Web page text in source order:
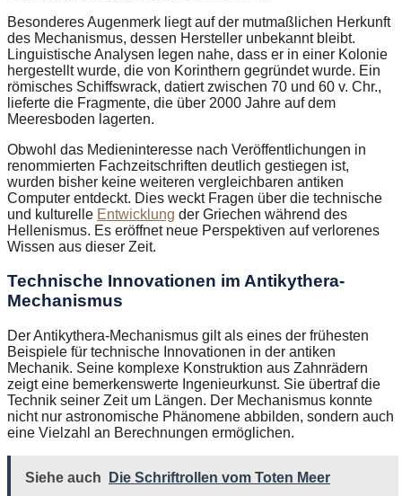
Besonderes Augenmerk liegt auf der mutmaßlichen Herkunft
des Mechanismus, dessen Hersteller unbekannt bleibt.
Linguistische Analysen legen nahe, dass er in einer Kolonie
hergestellt wurde, die von Korinthern gegründet wurde. Ein
römisches Schiffswrack, datiert zwischen 70 und 60 v. Chr.,
lieferte die Fragmente, die über 2000 Jahre auf dem
Meeresboden lagerten.
Obwohl das Medieninteresse nach Veröffentlichungen in
renommierten Fachzeitschriften deutlich gestiegen ist,
wurden bisher keine weiteren vergleichbaren antiken
Computer entdeckt. Dies weckt Fragen über die technische
und kulturelle Entwicklung der Griechen während des
Hellenismus. Es eröffnet neue Perspektiven auf verlorenes
Wissen aus dieser Zeit.
Technische Innovationen im Antikythera-
Mechanismus
Der Antikythera-Mechanismus gilt als eines der frühesten
Beispiele für technische Innovationen in der antiken
Mechanik. Seine komplexe Konstruktion aus Zahnrädern
zeigt eine bemerkenswerte Ingenieurkunst. Sie übertraf die
Technik seiner Zeit um Längen. Der Mechanismus konnte
nicht nur astronomische Phänomene abbilden, sondern auch
eine Vielzahl an Berechnungen ermöglichen.
Siehe auch Die Schriftrollen vom Toten Meer